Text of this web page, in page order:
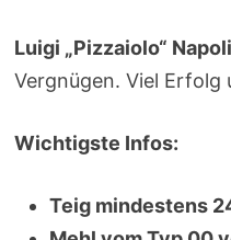
Luigi „Pizzaiolo“
Vergnügen. Viel
Wichtigste Infos:
Teig mindestens